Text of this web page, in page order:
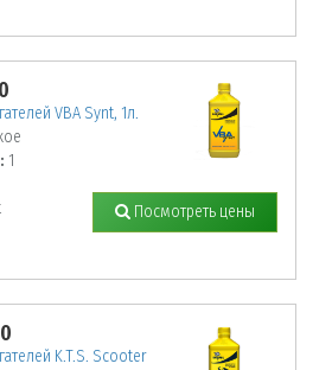
VBA Synt, 1л.
1
Посмотреть цены
K.T.S. Scooter